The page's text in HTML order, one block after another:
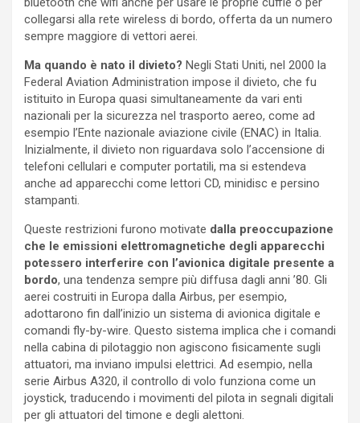
collegarsi alla rete wireless di bordo, offerta da un numero
sempre maggiore di vettori aerei.
Ma quando è nato il divieto? Negli Stati Uniti, nel 2000 la
Federal Aviation Administration impose il divieto, che fu
istituito in Europa quasi simultaneamente da vari enti
nazionali per la sicurezza nel trasporto aereo, come ad
esempio l’Ente nazionale aviazione civile (ENAC) in Italia.
Inizialmente, il divieto non riguardava solo l’accensione di
telefoni cellulari e computer portatili, ma si estendeva
anche ad apparecchi come lettori CD, minidisc e persino
stampanti.
Queste restrizioni furono motivate dalla preoccupazione
che le emissioni elettromagnetiche degli apparecchi
potessero interferire con l’avionica digitale presente a
bordo, una tendenza sempre più diffusa dagli anni ’80. Gli
aerei costruiti in Europa dalla Airbus, per esempio,
adottarono fin dall’inizio un sistema di avionica digitale e
comandi fly-by-wire. Questo sistema implica che i comandi
nella cabina di pilotaggio non agiscono fisicamente sugli
attuatori, ma inviano impulsi elettrici. Ad esempio, nella
serie Airbus A320, il controllo di volo funziona come un
joystick, traducendo i movimenti del pilota in segnali digitali
per gli attuatori del timone e degli alettoni.